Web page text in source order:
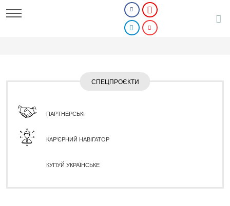
СПЕЦПРОЄКТИ
ПАРТНЕРСЬКІ
КАР'ЄРНИЙ НАВІГАТОР
КУПУЙ УКРАЇНСЬКЕ